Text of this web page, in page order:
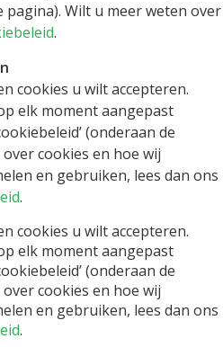
pagina). Wilt u meer weten over
.
cookies u wilt accepteren.
elk moment aangepast
(onderaan de
cookies en hoe wij
en gebruiken, lees dan ons
.
cookies u wilt accepteren.
elk moment aangepast
(onderaan de
cookies en hoe wij
en gebruiken, lees dan ons
.